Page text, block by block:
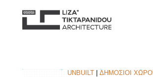
UNBUILT| ΔΗΜΟΣΙΟΙ ΧΩΡΟΙ